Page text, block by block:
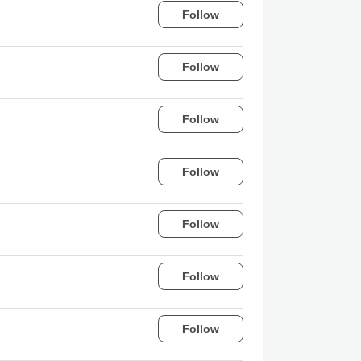
Follow
Follow
Follow
Follow
Follow
Follow
Follow